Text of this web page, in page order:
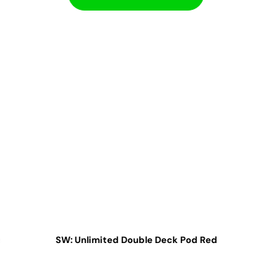
SW: Unlimited Double Deck Pod Red